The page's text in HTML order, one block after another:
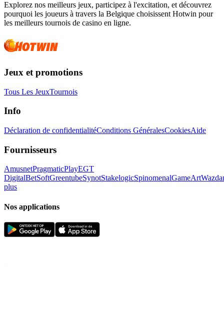
Explorez nos meilleurs jeux, participez à l'excitation, et découvrez
pourquoi les joueurs à travers la Belgique choisissent Hotwin pour
les meilleurs tournois de casino en ligne.
Jeux et promotions
Tous Les JeuxTournois
Info
Déclaration de confidentialitéConditions GénéralesCookiesAide
Fournisseurs
AmusnetPragmaticPlayEGT
DigitalBetSoftGreentubeSynotStakelogicSpinomenalGameArt
plus
Nos applications